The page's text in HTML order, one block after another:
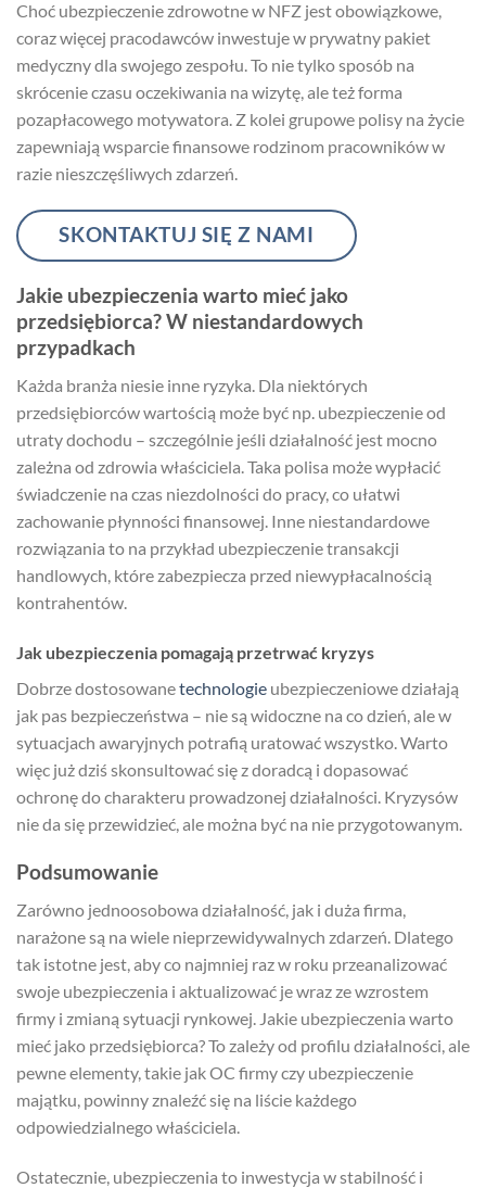
Choć ubezpieczenie zdrowotne w NFZ jest obowiązkowe,
coraz więcej pracodawców inwestuje w prywatny pakiet
medyczny dla swojego zespołu. To nie tylko sposób na
skrócenie czasu oczekiwania na wizytę, ale też forma
pozapłacowego motywatora. Z kolei grupowe polisy na życie
zapewniają wsparcie finansowe rodzinom pracowników w
razie nieszczęśliwych zdarzeń.
SKONTAKTUJ SIĘ Z NAMI
Jakie ubezpieczenia warto mieć jako
przedsiębiorca? W niestandardowych
przypadkach
Każda branża niesie inne ryzyka. Dla niektórych
przedsiębiorców wartością może być np. ubezpieczenie od
utraty dochodu – szczególnie jeśli działalność jest mocno
zależna od zdrowia właściciela. Taka polisa może wypłacić
świadczenie na czas niezdolności do pracy, co ułatwi
zachowanie płynności finansowej. Inne niestandardowe
rozwiązania to na przykład ubezpieczenie transakcji
handlowych, które zabezpiecza przed niewypłacalnością
kontrahentów.
Jak ubezpieczenia pomagają przetrwać kryzys
Dobrze dostosowanetechnologie ubezpieczeniowe działają
jak pas bezpieczeństwa – nie są widoczne na co dzień, ale w
sytuacjach awaryjnych potrafią uratować wszystko. Warto
więc już dziś skonsultować się z doradcą i dopasować
ochronę do charakteru prowadzonej działalności. Kryzysów
nie da się przewidzieć, ale można być na nie przygotowanym.
Podsumowanie
Zarówno jednoosobowa działalność, jak i duża firma,
narażone są na wiele nieprzewidywalnych zdarzeń. Dlatego
tak istotne jest, aby co najmniej raz w roku przeanalizować
swoje ubezpieczenia i aktualizować je wraz ze wzrostem
firmy i zmianą sytuacji rynkowej. Jakie ubezpieczenia warto
mieć jako przedsiębiorca? To zależy od profilu działalności, ale
pewne elementy, takie jak OC firmy czy ubezpieczenie
majątku, powinny znaleźć się na liście każdego
odpowiedzialnego właściciela.
Ostatecznie, ubezpieczenia to inwestycja w stabilność i